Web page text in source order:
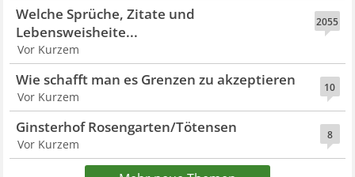
2055
Welche Sprüche, Zitate und
Lebensweisheite...
Vor Kurzem
10
Wie schafft man es Grenzen zu akzeptieren
Vor Kurzem
8
Ginsterhof Rosengarten/Tötensen
Vor Kurzem